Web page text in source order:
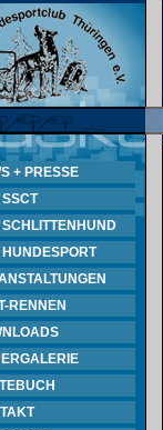
+ PRESSE
SSCT
SCHLITTENHUND
HUNDESPORT
RENNEN